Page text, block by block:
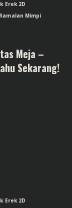
Erek 2D
Ramalan Mimpi
Meja –
Sekarang!
Erek 2D